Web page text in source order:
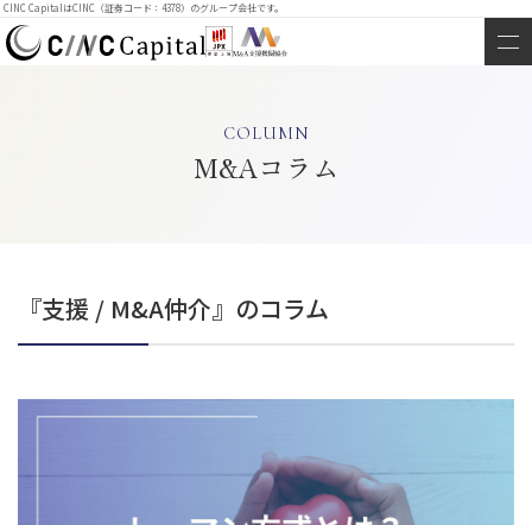
CINC CapitalはCINC（証券コード：4378）のグループ会社です。
COLUMN
M&Aコラム
『支援 / M&A仲介』のコラム